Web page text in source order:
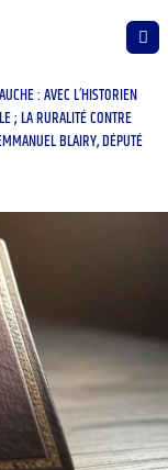
: AVEC L’HISTORIEN
; LA RURALITÉ CONTRE
BLAIRY, DÉPUTÉ